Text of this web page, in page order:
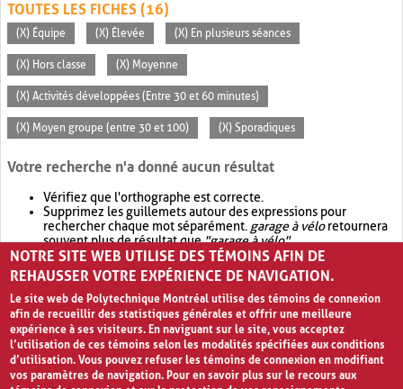
TOUTES LES FICHES (16)
(X) Équipe (X) Élevée (X) En plusieurs séances
(X) Hors classe (X) Moyenne
(X) Activités développées (Entre 30 et 60 minutes)
(X) Moyen groupe (entre 30 et 100) (X) Sporadiques
Votre recherche n'a donné aucun résultat
Vérifiez que l'orthographe est correcte.
Supprimez les guillemets autour des expressions pour
rechercher chaque mot séparément. garage à véloretournera
souvent plus de résultat que"garage à vélo".
Envisagez d'élargir votre recherche avec OR.garage OR vélo
retournera souvent plus de résultat quegarage à vélo
NOTRE SITE WEB UTILISE DES TÉMOINS AFIN DE
REHAUSSER VOTRE EXPÉRIENCE DE NAVIGATION.
Le site web de Polytechnique Montréal utilise des témoins de connexion
afin de recueillir des statistiques générales et offrir une meilleure
expérience à ses visiteurs. En naviguant sur le site, vous acceptez
l’utilisation de ces témoins selon les modalités spécifiées aux conditions
d’utilisation. Vous pouvez refuser les témoins de connexion en modifiant
vos paramètres de navigation. Pour en savoir plus sur le recours aux